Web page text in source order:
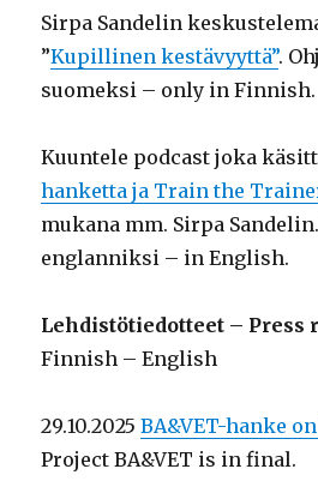
Sirpa Sandelin
”Kupillinen kestävyyttä”.
suomeksi – only in Finnish.
Kuuntele podcast joka
hanketta ja Train the
mukana mm. Sirpa
englanniksi – in English.
Lehdistötiedotteet – Press
Finnish – English
29.10.2025BA&VET-hanke
Project BA&VET is in final.